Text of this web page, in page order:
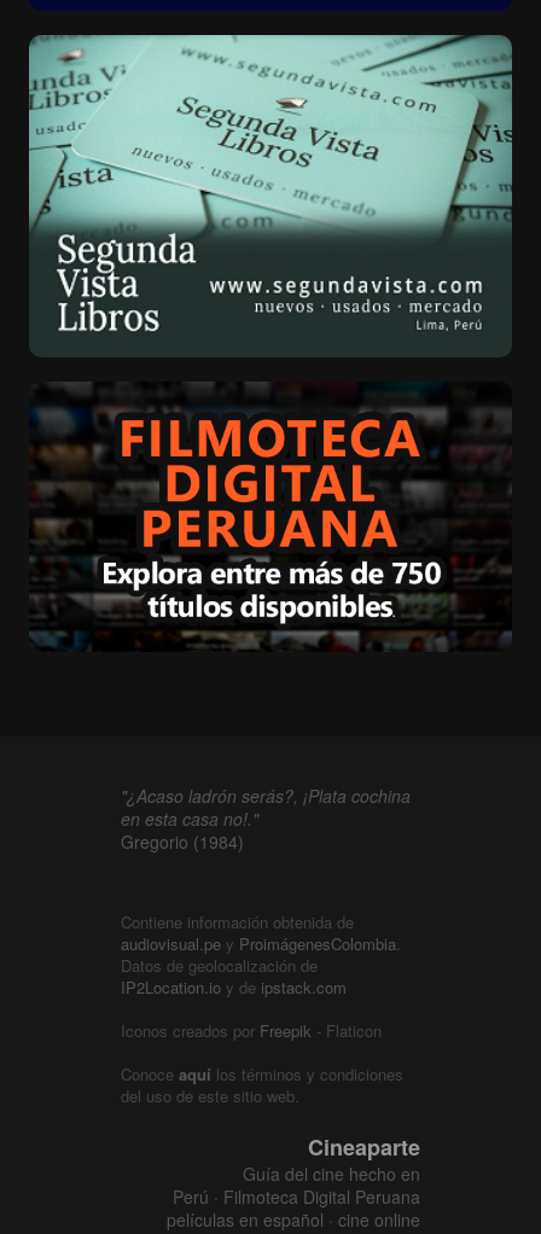
"¿Acaso ladrón serás?, ¡Plata cochina
en esta casa no!."
Gregorio (1984)
Contiene información obtenida de
audiovisual.pe y ProimágenesColombia.
Datos de geolocalización de
IP2Location.io y de ipstack.com
Iconos creados por Freepik - Flaticon
Conoce aquí los términos y condiciones
del uso de este sitio web.
Cineaparte
Guía del cine hecho en
Perú · Filmoteca Digital Peruana
películas en español · cine online